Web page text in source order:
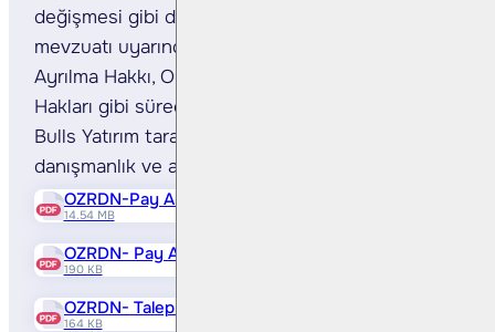
değişmesi gibi durumlarda Sermaye Piyasası
mevzuatı uyarınca Pay Alım Teklifi Zorunluluğu,
Ayrılma Hakkı, Ortaklıktan Çıkarma ve Satma
Hakları gibi süreçler söz konusu olmaktadır.
Bulls Yatırım tarafından tüm bu işlemlerde
danışmanlık ve aracılık hizmeti sunulmaktadır.
OZRDN-Pay Alım Teklifi Bilgi Formu
14.54 MB
OZRDN- Pay Alım Teklifi Bilgilendirme Notu
190 KB
OZRDN- Talep Formu
164 KB